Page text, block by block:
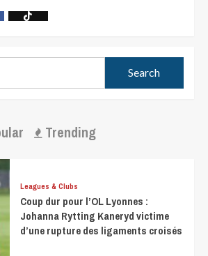
Trending
Leagues & Clubs
Coup dur pour l’OL Lyonnes :
Johanna Rytting Kaneryd victime
d’une rupture des ligaments croisés